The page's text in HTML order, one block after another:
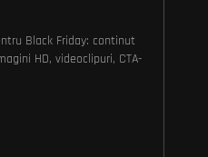
Black Friday: continut
HD, videoclipuri, CTA-